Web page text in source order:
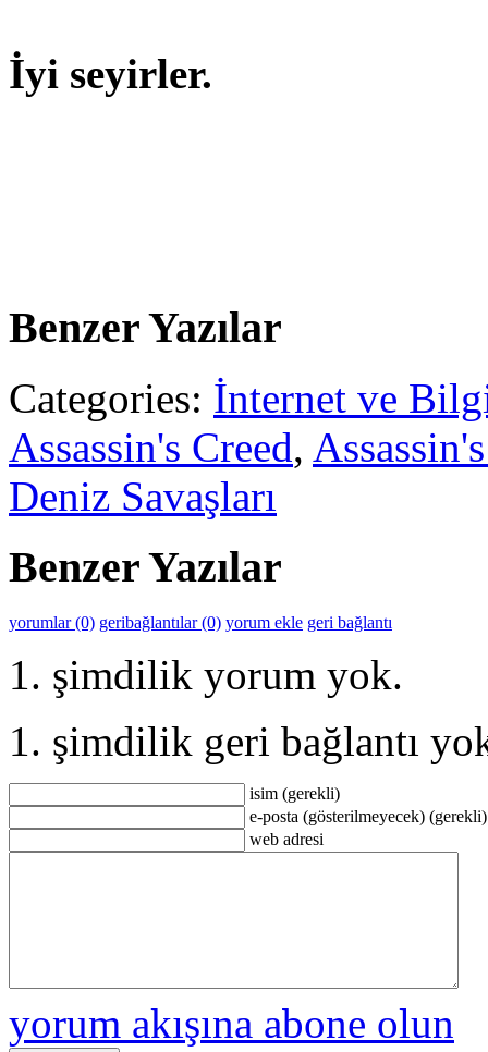
İyi seyirler.
Benzer Yazılar
Categories: İnternet ve
Assassin's Creed,
Deniz Savaşları
Benzer Yazılar
yorumlar (0) geribağlantılar (0) yorum ekle geri bağlantı
şimdilik yorum yok.
şimdilik geri bağlantı
isim (gerekli)
e-posta (gösterilmeyecek) (gerekli)
web adresi
yorum akışına abone olun